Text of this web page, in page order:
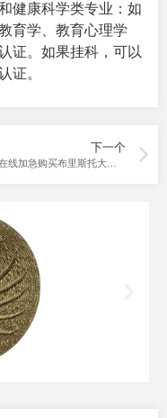
健康科学类专业：如
育学、教育心理学
证。如果挂科，可以
证。
下一个
2024年在线加急购买布里斯托大学成绩单的渠道？